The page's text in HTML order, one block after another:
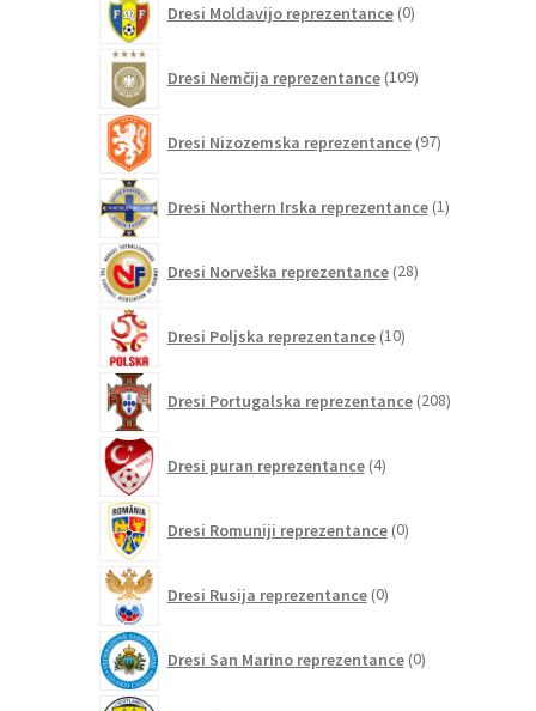
Dresi Moldavijo reprezentance 0izdelkov
Dresi Nemčija reprezentance 109izdelkov
Dresi Nizozemska reprezentance 97izdelkov
Dresi Northern Irska reprezentance 1izdelek
Dresi Norveška reprezentance 28izdelkov
Dresi Poljska reprezentance 10izdelkov
Dresi Portugalska reprezentance 208izdelkov
Dresi puran reprezentance 4izdelki
Dresi Romuniji reprezentance 0izdelkov
Dresi Rusija reprezentance 0izdelkov
Dresi San Marino reprezentance 0izdelkov